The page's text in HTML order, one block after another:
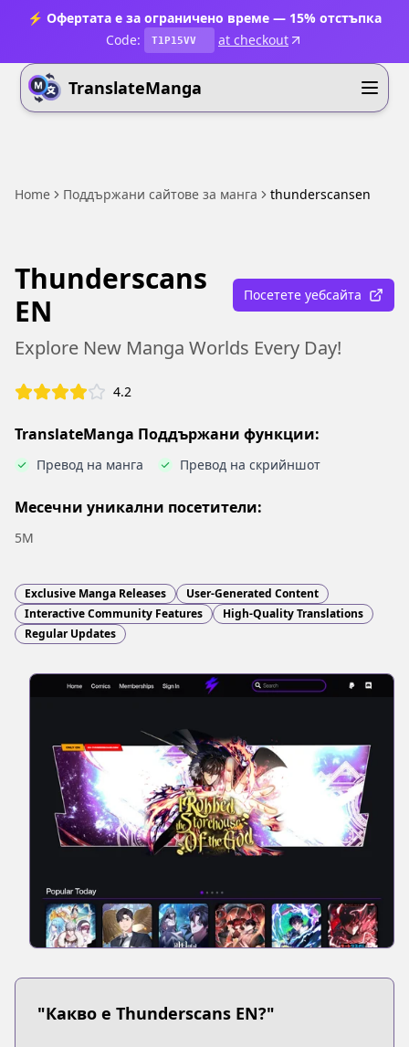
⚡ Офертата е за ограничено време — 15% отстъпка
Code:
T1P15VV at checkout
TranslateManga
Home Поддържани сайтове за манга thunderscansen
Thunderscans
EN
Посетете уебсайта
Explore New Manga Worlds Every Day!
4.2
TranslateManga Поддържани функции:
Превод на манга Превод на скрийншот
Месечни уникални посетители:
5M
Exclusive Manga Releases
User-Generated Content
Interactive Community Features
High-Quality Translations
Regular Updates
"Какво е Thunderscans EN?"